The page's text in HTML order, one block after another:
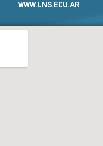
WWW.UNS.EDU.AR